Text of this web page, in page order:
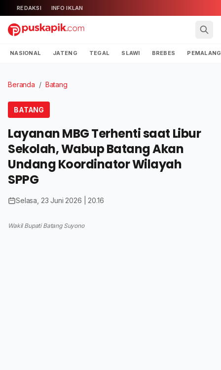
REDAKSI INFO IKLAN
NASIONAL JATENG TEGAL SLAWI BREBES PEMALANG
Beranda / Batang
BATANG
Layanan MBG Terhenti saat Libur
Sekolah, Wabup Batang Akan
Undang Koordinator Wilayah
SPPG
Selasa, 23 Juni 2026 | 20.16
Wakil Bupati Batang Suyono